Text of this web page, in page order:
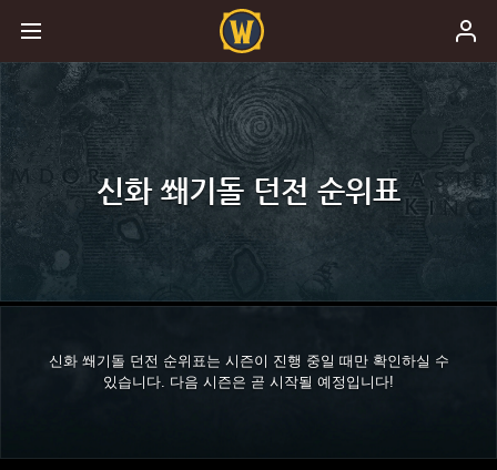
신화 쐐기돌 던전 순위표
신화 쐐기돌 던전 순위표는 시즌이 진행 중일 때만 확인하실 수
있습니다. 다음 시즌은 곧 시작될 예정입니다!